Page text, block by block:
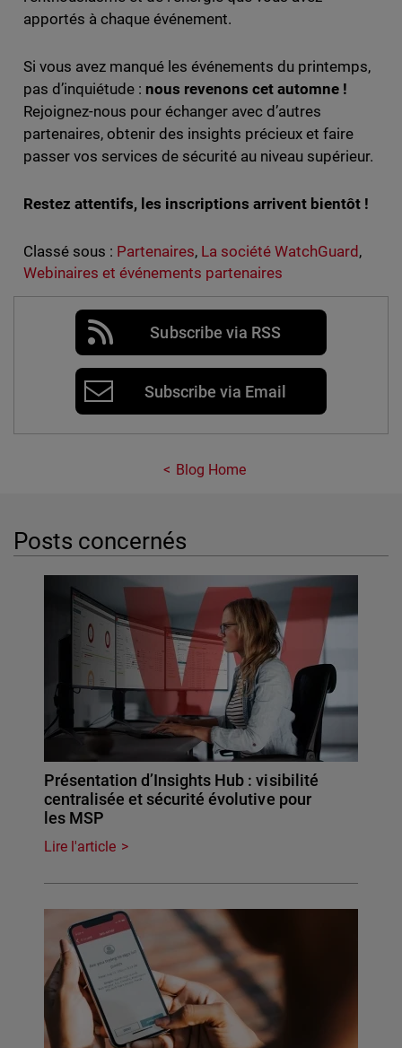
apportés à chaque événement.
Si vous avez manqué les événements du printemps,
pas d’inquiétude : nous revenons cet automne !
Rejoignez-nous pour échanger avec d’autres
partenaires, obtenir des insights précieux et faire
passer vos services de sécurité au niveau supérieur.
Restez attentifs, les inscriptions arrivent bientôt !
Classé sous : Partenaires, La société WatchGuard,
Webinaires et événements partenaires
Subscribe via RSS
Subscribe via Email
Blog Home
Posts concernés
Présentation d’Insights Hub : visibilité
centralisée et sécurité évolutive pour
les MSP
Lire l'article